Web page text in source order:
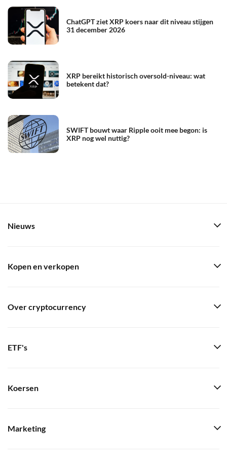
ChatGPT ziet XRP koers naar dit niveau stijgen
31 december 2026
XRP bereikt historisch oversold-niveau: wat
betekent dat?
SWIFT bouwt waar Ripple ooit mee begon: is
XRP nog wel nuttig?
Nieuws
Kopen en verkopen
Over cryptocurrency
ETF's
Koersen
Marketing